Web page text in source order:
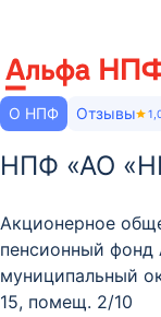
О НПФ Отзывы
НПФ «АО
Акционерное
пенсионный фонд
муниципальный
15, помещ. 2/10